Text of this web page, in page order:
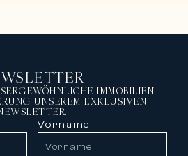
IMMOBILIEN
UNSEREM EXKLUSIVEN
Vorname